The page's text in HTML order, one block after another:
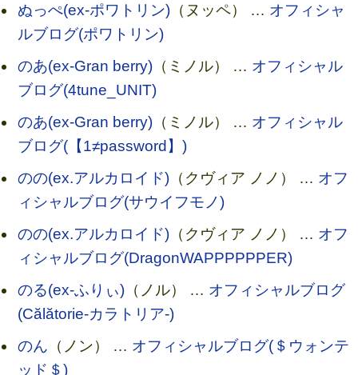
ぬっぺ(ex-ポワトリン)（ヌッペ） … オフィシャ
ルブログ(ポワトリン)
のあ(ex-Gran berry)（ミノル） … オフィシャル
ブログ(4tune_UNIT)
のあ(ex-Gran berry)（ミノル） … オフィシャル
ブログ(【1≠password】)
のの(ex.アルカロイド)（クヴィア ノノ） … オフ
ィシャルブログ(サウイフモノ)
のの(ex.アルカロイド)（クヴィア ノノ） … オフ
ィシャルブログ(DragonWAPPPPPPER)
のる(ex-ふりぃ)（ノル） … オフィシャルブログ
(Călătorie-カラトリア-)
のん （ノン） … オフィシャルブログ(＄ウォンテ
ッド＄)